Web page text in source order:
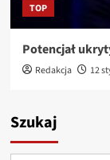
TOP
Potencjał
Redakcja 12
Szukaj